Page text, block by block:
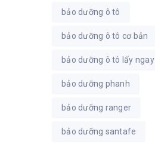
bảo dưỡng ô tô
bảo dưỡng ô tô cơ bản
bảo dưỡng ô tô lấy ngay
bảo dưỡng phanh
bảo dưỡng ranger
bảo dưỡng santafe